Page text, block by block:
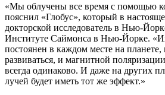
«Мы облучены все время с помощью
пояснил «Глобус», который в
докторской исследователь в Нью-
Институте Саймонса в Нью-Йорке.
постоянен в каждом месте на
развиваться, и магнитной
всегда одинаково. И даже на других
лучей будет иметь тот же эффект.»